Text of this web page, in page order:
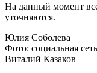
На данный момент
уточняются.
Юлия Соболева
Фото: социальная
Виталий Казаков